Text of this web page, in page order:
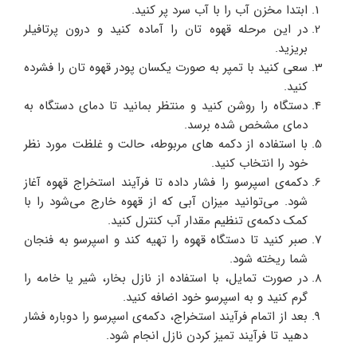
ابتدا مخزن آب را با آب سرد پر کنید.
در این مرحله قهوه تان را آماده کنید و درون پرتافیلر
بریزید.
سعی کنید با تمپر به صورت یکسان پودر قهوه تان را فشرده
کنید.
دستگاه را روشن کنید و منتظر بمانید تا دمای دستگاه به
دمای مشخص شده برسد.
با استفاده از دکمه های مربوطه، حالت و غلظت مورد نظر
خود را انتخاب کنید.
دکمه‌ی اسپرسو را فشار داده تا فرآیند استخراج قهوه آغاز
شود. می‌توانید میزان آبی که از قهوه خارج می‌شود را با
کمک دکمه‌ی تنظیم مقدار آب کنترل کنید.
صبر کنید تا دستگاه قهوه را تهیه کند و اسپرسو به فنجان
شما ریخته شود.
در صورت تمایل، با استفاده از نازل بخار، شیر یا خامه را
گرم کنید و به اسپرسو خود اضافه کنید.
بعد از اتمام فرآیند استخراج، دکمه‌ی اسپرسو را دوباره فشار
دهید تا فرآیند تمیز کردن نازل انجام شود.